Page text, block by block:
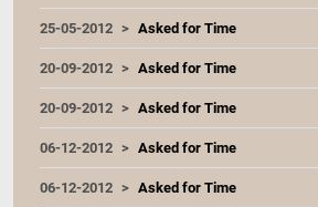
25-05-2012 Asked for Time
20-09-2012 Asked for Time
20-09-2012 Asked for Time
06-12-2012 Asked for Time
06-12-2012 Asked for Time